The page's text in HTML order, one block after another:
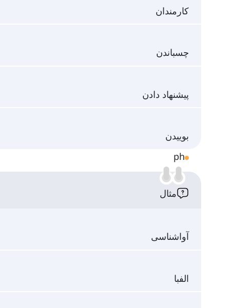
کارمندان
چسباندن
پیشنهاد دادن
بوییدن
ph
مثال
آواشناسی
الفبا